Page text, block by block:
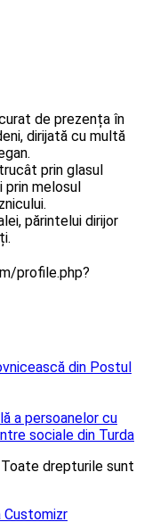
de prezența în
dirijată cu multă
prin glasul
prin melosul
părintelui dirijor
profile.php?
din Postul
a persoanelor cu
sociale din Turda
drepturile sunt
Customizr